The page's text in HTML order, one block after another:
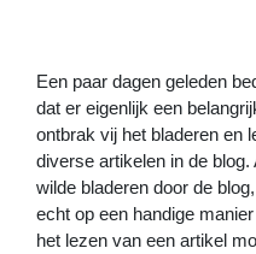
Een paar dagen geleden
dat er eigenlijk een
ontbrak vij het bladeren en
diverse artikelen in de blog.
wilde bladeren door de
echt op een handige
het lezen van een artikel